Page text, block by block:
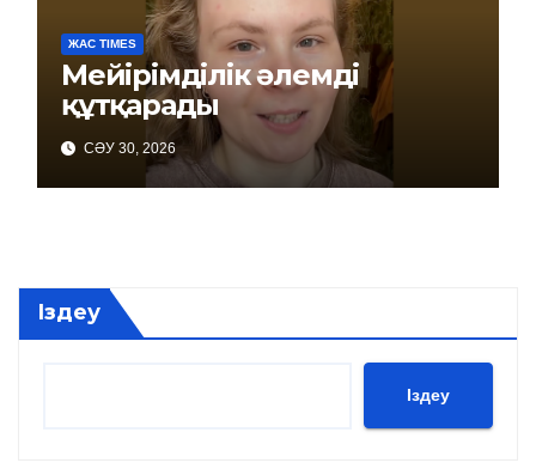
ЖАС TIMES
Мейірімділік әлемді
құтқарады
СӘУ 30, 2026
Іздеу
Іздеу